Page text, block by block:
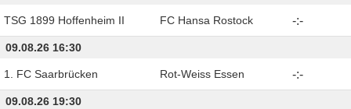
TSG 1899 Hoffenheim II FC Hansa Rostock -:-
09.08.26 16:30
1. FC Saarbrücken Rot-Weiss Essen -:-
09.08.26 19:30